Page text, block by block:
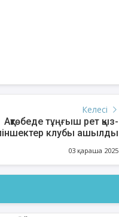
Келесі
Ақтөбеде тұңғыш рет қыз-
клубы ашылды
03 қараша 2025